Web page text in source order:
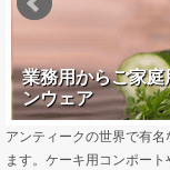
業務用からご家
ンウェア
アンティークの世界で有
ます。ケーキ用コンポー